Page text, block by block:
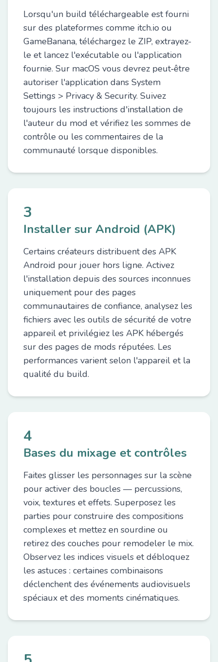
Lorsqu'un build téléchargeable est fourni
sur des plateformes comme itch.io ou
GameBanana, téléchargez le ZIP, extrayez-
le et lancez l'exécutable ou l'application
fournie. Sur macOS vous devrez peut‑être
autoriser l'application dans System
Settings > Privacy & Security. Suivez
toujours les instructions d'installation de
l'auteur du mod et vérifiez les sommes de
contrôle ou les commentaires de la
communauté lorsque disponibles.
3
Installer sur Android (APK)
Certains créateurs distribuent des APK
Android pour jouer hors ligne. Activez
l'installation depuis des sources inconnues
uniquement pour des pages
communautaires de confiance, analysez les
fichiers avec les outils de sécurité de votre
appareil et privilégiez les APK hébergés
sur des pages de mods réputées. Les
performances varient selon l'appareil et la
qualité du build.
4
Bases du mixage et contrôles
Faites glisser les personnages sur la scène
pour activer des boucles — percussions,
voix, textures et effets. Superposez les
parties pour construire des compositions
complexes et mettez en sourdine ou
retirez des couches pour remodeler le mix.
Observez les indices visuels et débloquez
les astuces : certaines combinaisons
déclenchent des événements audiovisuels
spéciaux et des moments cinématiques.